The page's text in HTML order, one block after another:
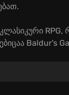
Baldur's
პერსონაჟს